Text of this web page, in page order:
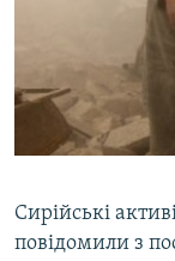
ВІДЕОУРОКИ
СВІДЧЕННЯ
УКРАЇНСЬКА
ЯК ОБІЙТИ
Qırımtatar
Сирійські
повідомили з